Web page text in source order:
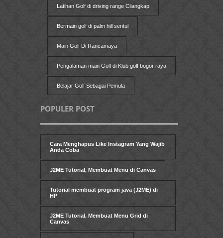
Latihan Golf di driving range Cilangkap
Bermain golf di palm hill sentul
Main Golf Di Rancamaya
Pengalaman main Golf di Klub golf bogor raya
Belajar Golf Sebagai Pemula
POPULER POST
Cara Menghapus Like Instagram Yang Wajib
Anda Coba
J2ME Tutorial, Membuat Menu di Canvas
Tutorial membuat program java (J2ME) di
HP
J2ME Tutorial, Membuat Menu Grid di
Canvas